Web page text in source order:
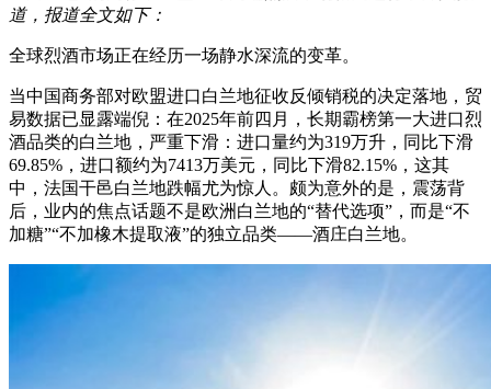
道，报道全文如下：
全球烈酒市场正在经历一场静水深流的变革。
当中国商务部对欧盟进口白兰地征收反倾销税的决定落地，贸
易数据已显露端倪：在2025年前四月，长期霸榜第一大进口烈
酒品类的白兰地，严重下滑：进口量约为319万升，同比下滑
69.85%，进口额约为7413万美元，同比下滑82.15%，这其
中，法国干邑白兰地跌幅尤为惊人。颇为意外的是，震荡背
后，业内的焦点话题不是欧洲白兰地的“替代选项”，而是“不
加糖”“不加橡木提取液”的独立品类——酒庄白兰地。